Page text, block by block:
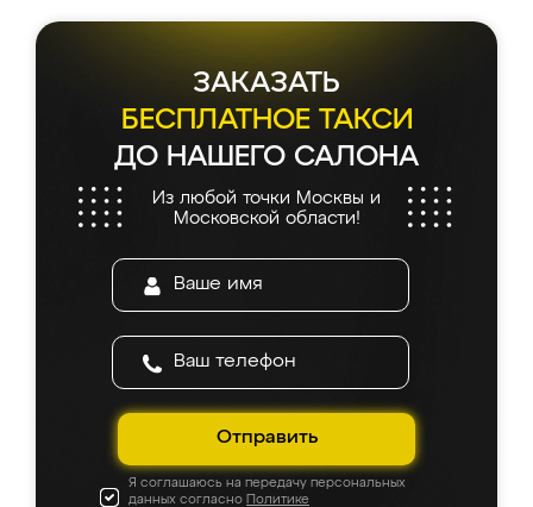
ЗАКАЗАТЬ
БЕСПЛАТНОЕ ТАКСИ
ДО НАШЕГО САЛОНА
Из любой точки Москвы и
Московской области!
Отправить
Я соглашаюсь на передачу персональных
данных согласно Политике